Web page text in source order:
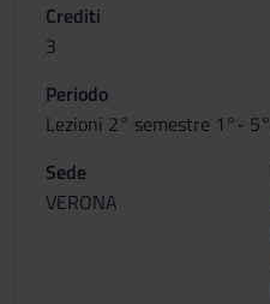
Crediti
3
Periodo
Lezioni 2° semestre 1°-
Sede
VERONA